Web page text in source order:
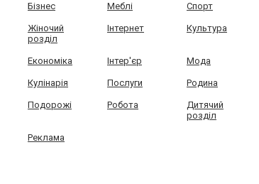
Бізнес Меблі Спорт
Жіночий
розділ
Інтернет Культура
Економіка Інтер'єр Мода
Кулінарія Послуги Родина
Подорожі Робота
Дитячий
розділ
Реклама